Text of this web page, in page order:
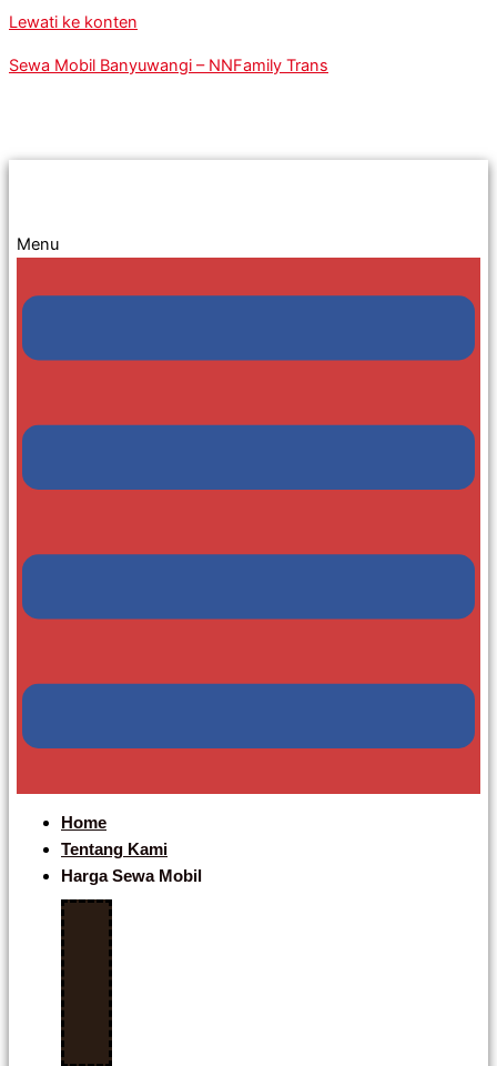
Lewati ke konten
Sewa Mobil Banyuwangi – NNFamily Trans
Menu
Home
Tentang Kami
Harga Sewa Mobil
Driver
Mobil
Lepas
Kunci